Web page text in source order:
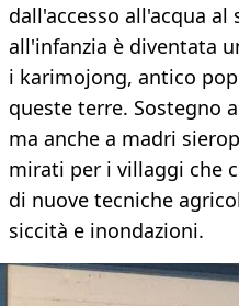
dall'accesso all'acqua
all'infanzia è diventata
i karimojong, antico
queste terre. Sostegno
ma anche a madri
mirati per i villaggi che
di nuove tecniche
siccità e inondazioni.